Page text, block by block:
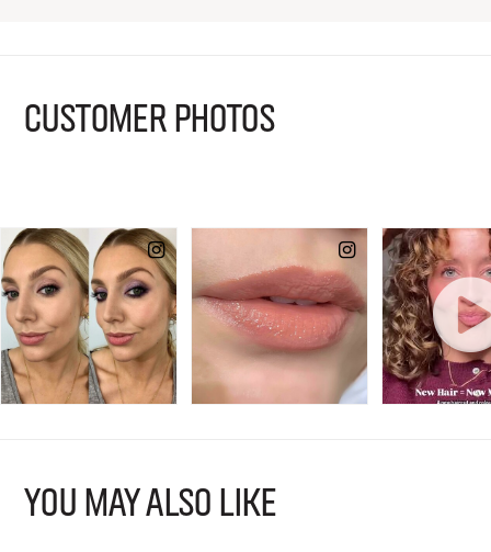
CUSTOMER PHOTOS
YOU MAY ALSO LIKE